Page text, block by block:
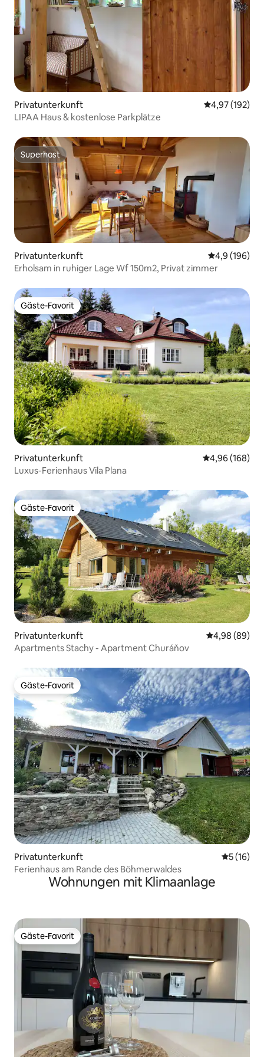
Privatunterkunft
4,97 (192)
LIPAA Haus & kostenlose Parkplätze
Superhost
Superhost
Privatunterkunft
4,9 (196)
Erholsam in ruhiger Lage Wf 150m2, Privat zimmer
Gäste-Favorit
Gäste-Favorit
Privatunterkunft
4,96 (168)
Luxus-Ferienhaus Vila Plana
Gäste-Favorit
Gäste-Favorit
Privatunterkunft
4,98 (89)
Apartments Stachy - Apartment Churáňov
Gäste-Favorit
Gäste-Favorit
Privatunterkunft
5 (16)
Ferienhaus am Rande des Böhmerwaldes
Wohnungen mit Klimaanlage
Gäste-Favorit
Gäste-Favorit